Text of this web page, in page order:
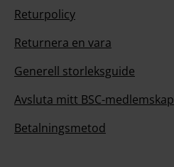
Returpolicy
Returnera en vara
Generell storleksguide
Avsluta mitt BSC-medlemskap
Betalningsmetod